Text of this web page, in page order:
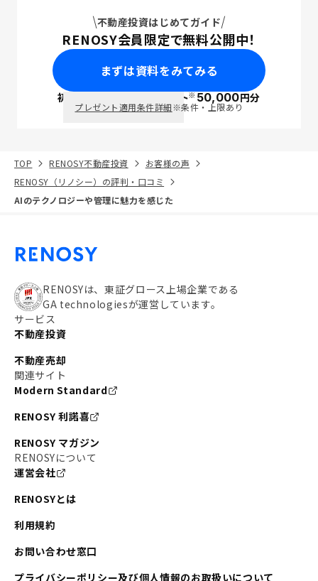
不動産投資はじめてガイド
RENOSY会員限定で無料公開中！
まずは資料をみてみる
初回面談で ポイント※50,000円分
プレゼント適用条件詳細※条件・上限あり
TOP RENOSY不動産投資
お客様の声
RENOSY（リノシー）の評判・口コミ
AIのテクノロジーや管理に魅力を感じた
RENOSYは、東証グロース上場企業である
GA technologiesが運営しています。
サービス
不動産投資
不動産売却
関連サイト
Modern Standard
RENOSY 利諾喜
RENOSY マガジン
RENOSYについて
運営会社
RENOSYとは
利用規約
お問い合わせ窓口
プライバシーポリシー及び個人情報のお取扱いについて